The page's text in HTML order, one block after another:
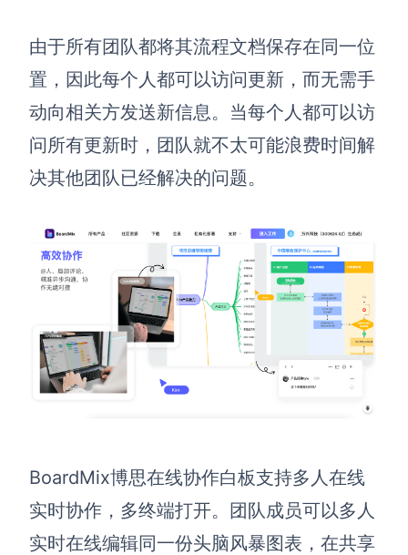
由于所有团队都将其流程文档保存在同一位
置，因此每个人都可以访问更新，而无需手
动向相关方发送新信息。当每个人都可以访
问所有更新时，团队就不太可能浪费时间解
决其他团队已经解决的问题。
BoardMix博思在线协作白板支持多人在线
实时协作，多终端打开。团队成员可以多人
实时在线编辑同一份头脑风暴图表，在共享